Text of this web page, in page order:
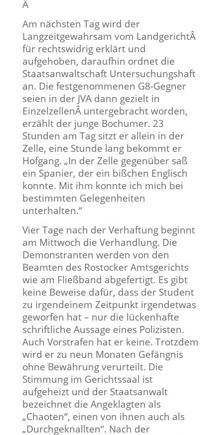
Â
Am nächsten Tag wird der
Langzeitgewahrsam vom LandgerichtÂ
für rechtswidrig erklärt und
aufgehoben, daraufhin ordnet die
Staatsanwaltschaft Untersuchungshaft
an. Die festgenommenen G8-Gegner
seien in der JVA dann gezielt in
EinzelzellenÂ untergebracht worden,
erzählt der junge Bochumer. 23
Stunden am Tag sitzt er allein in der
Zelle, eine Stunde lang bekommt er
Hofgang. „In der Zelle gegenüber saß
ein Spanier, der ein bißchen Englisch
konnte. Mit ihm konnte ich mich bei
bestimmten Gelegenheiten
unterhalten.“
Vier Tage nach der Verhaftung beginnt
am Mittwoch die Verhandlung. Die
Demonstranten werden von den
Beamten des Rostocker Amtsgerichts
wie am Fließband abgefertigt. Es gibt
keine Beweise dafür, dass der Student
zu irgendeinem Zeitpunkt irgendetwas
geworfen hat – nur die lückenhafte
schriftliche Aussage eines Polizisten.
Auch Vorstrafen hat er keine. Trotzdem
wird er zu neun Monaten Gefängnis
ohne Bewährung verurteilt. Die
Stimmung im Gerichtssaal ist
aufgeheizt und der Staatsanwalt
bezeichnet die Angeklagten als
„Chaoten“, einen von ihnen auch als
„Durchgeknallten“. Nach der